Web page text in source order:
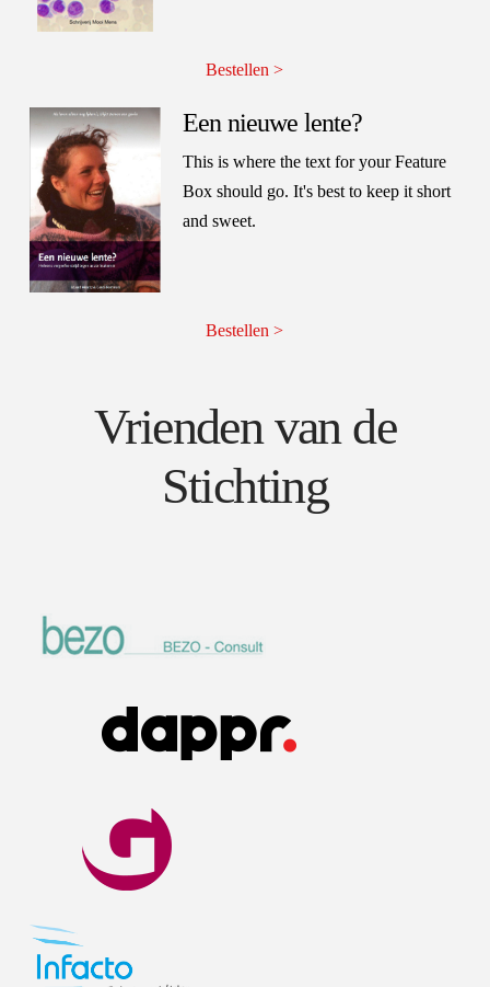
Bestellen >
Een nieuwe lente?
This is where the text for your Feature
Box should go. It's best to keep it short
and sweet.
Bestellen >
Vrienden van de
Stichting